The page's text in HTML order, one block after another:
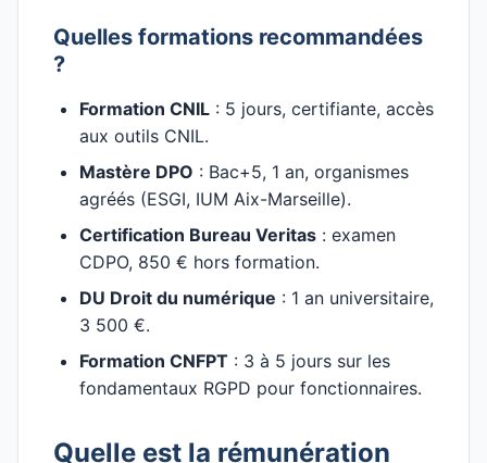
Quelles formations recommandées
?
Formation CNIL : 5 jours, certifiante, accès
aux outils CNIL.
Mastère DPO : Bac+5, 1 an, organismes
agréés (ESGI, IUM Aix-Marseille).
Certification Bureau Veritas : examen
CDPO, 850 € hors formation.
DU Droit du numérique : 1 an universitaire,
3 500 €.
Formation CNFPT : 3 à 5 jours sur les
fondamentaux RGPD pour fonctionnaires.
Quelle est la rémunération